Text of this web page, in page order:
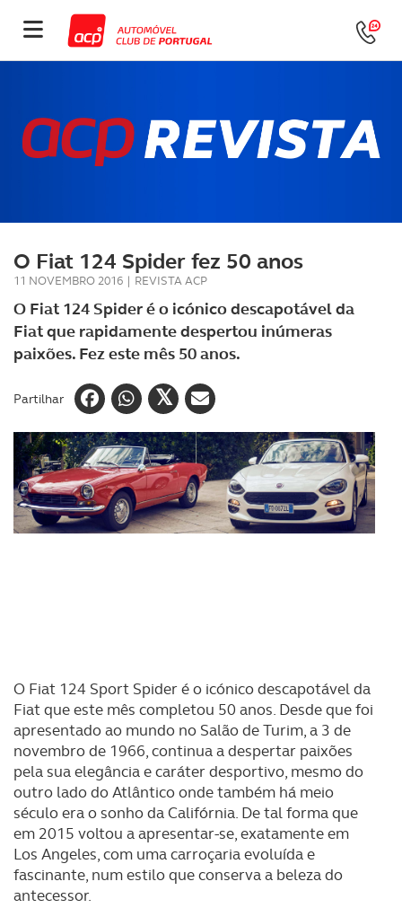
O Fiat 124 Spider fez 50 anos
11 NOVEMBRO 2016 | REVISTA ACP
O Fiat 124 Spider é o icónico descapotável da
Fiat que rapidamente despertou inúmeras
paixões. Fez este mês 50 anos.
Partilhar
O Fiat 124 Sport Spider é o icónico descapotável da
Fiat que este mês completou 50 anos. Desde que foi
apresentado ao mundo no Salão de Turim, a 3 de
novembro de 1966, continua a despertar paixões
pela sua elegância e caráter desportivo, mesmo do
outro lado do Atlântico onde também há meio
século era o sonho da Califórnia. De tal forma que
em 2015 voltou a apresentar-se, exatamente em
Los Angeles, com uma carroçaria evoluída e
fascinante, num estilo que conserva a beleza do
antecessor.